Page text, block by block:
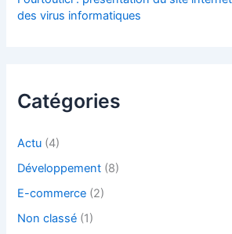
des virus informatiques
Catégories
Actu (4)
Développement (8)
E-commerce (2)
Non classé (1)